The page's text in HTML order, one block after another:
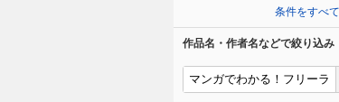
条件をすべ
作品名・作者名などで絞り込み